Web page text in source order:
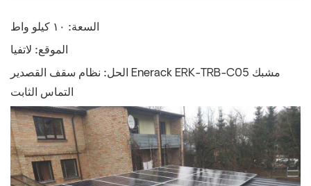
السعة:
الموقع: لاتفيا
الحل: نظام سقف القصدير Enerack ERK-TRB-C05 مشبك
التماس الثابت